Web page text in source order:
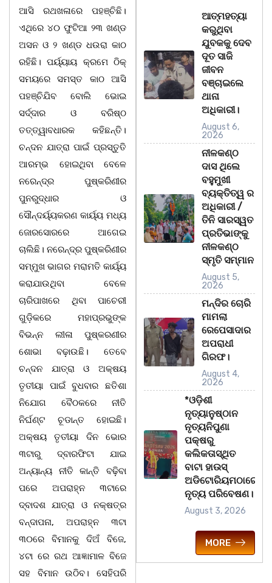
ଆସି ରଥଖଳାରେ ପହଞ୍ଚିଛି।
ଏଥିରେ ୪୦ ଫୁଟିଆ ୨୩ ଖଣ୍ଡ
ଅସନ ଓ ୨ ଖଣ୍ଡ ଧଉରା କାଠ
ରହିଛି। ପର୍ୟ୍ୟାୟ କ୍ରମେ ଠିକ୍
ସମୟରେ ସମସ୍ତ କାଠ ଆସି
ପହଞ୍ଚିଯିବ ବୋଲି ଭୋଇ
ସର୍ଦ୍ଦାର ଓ ବରିଷ୍ଠ
ତତ୍ତ୍ୱାବଧାରକ କହିଛନ୍ତି।
ଚନ୍ଦନ ଯାତ୍ରା ପାଇଁ ପ୍ରସ୍ତୁତି
ଆରମ୍ଭ ହୋଇଥିବା ବେଳେ
ନରେନ୍ଦ୍ର ପୁଷ୍କରିଣୀର
ପୁନରୁଦ୍ଧାର ଓ
ସୌନ୍ଦର୍ୟ୍ୟକରଣ କାର୍ୟ୍ୟ ମଧ୍ୟ
ଜୋରସୋରରେ ଆଗେଇ
ଚାଲିଛି। ନରେନ୍ଦ୍ର ପୁଷ୍କରିଣୀର
ସମ୍ମୁଖ ଭାଗର ମରାମତି କାର୍ୟ୍ୟ
କରାଯାଉଥିବା ବେଳେ
ଚାରିପାଖରେ ଥିବା ପାଚେରୀ
ଗୁଡ଼ିକରେ ମହାପ୍ରଭୁଙ୍କ
ବିଭନ୍ନ ଲୀଳା ପୁଷ୍କରଣୀର
ଶୋଭା ବଢ଼ାଉଛି। ତେବେ
ଚନ୍ଦନ ଯାତ୍ରା ଓ ଅକ୍ଷୟ
ତୃତୀୟା ପାଇଁ ବୁଧବାର ଛତିଶା
ନିଯୋଗ ବୈଠକରେ ନୀତି
ନିର୍ଘଣ୍ଟ ଚୂଡାନ୍ତ ହୋଇଛି।
ଅକ୍ଷୟ ତୃତୀୟା ଦିନ ଭୋର
୩ଟାରୁ ଦ୍ବାରଫିଟା ଯାଇ
ଅନ୍ୟାନ୍ୟ ନୀତି କାନ୍ତି ବଢ଼ିବା
ପରେ ଅପରାହ୍ନ ୩ଟାରେ
ଦ୍ବାଦଶ ଯାତ୍ରା‌ ଓ ନକ୍ଷତ୍ର
ବନ୍ଦାପନା, ଅପରାହ୍ନ ୩ଟା
୩୦ରେ ବିମାନକୁ ଦିଅଁ ବିଜେ,
୪ଟା ରେ ରଥ ଆଜ୍ଞାମାଳ ବିଜେ
ସହ ବିମାନ ଉଠିବ। ସେହିପରି
ଆତ୍ମହତ୍ୟା
କରୁଥିବା
ଯୁବକକୁ ଦେବ
ଦୂତ ସାଜି
ଜୀବନ
ବଞ୍ଚାଇଲେ
ଥାନା
ଅଧିକାରୀ।
August 6,
2026
ନୀଳକଣ୍ଠ
ଦାସ ଥିଲେ
ବହୁମୁଖୀ
ବ୍ୟକ୍ତିତ୍ୱ ର
ଅଧିକାରୀ /
ତିନି ସାରସ୍ୱତ
ପ୍ରତିଭାଙ୍କୁ
ନୀଳକଣ୍ଠ
ସ୍ମୃତି ସମ୍ମାନ
August 5,
2026
ମନ୍ଦିର ଚୋରି
ମାମଲା
ରେପେସାଦାର
ଅପରାଧୀ
ଗିରଫ।
August 4,
2026
*ଓଡ଼ିଶୀ
ନୃତ୍ୟାନୁଷ୍ଠାନ
ନୃତ୍ୟନିପୁଣା
ପକ୍ଷରୁ
କଲିକତାସ୍ଥିତ
ବାଟା ହାଉସ୍
ଅଡିଟୋରିୟମଠାରେ
ନୃତ୍ୟ ପରିବେଷଣ।
August 3, 2026
MORE